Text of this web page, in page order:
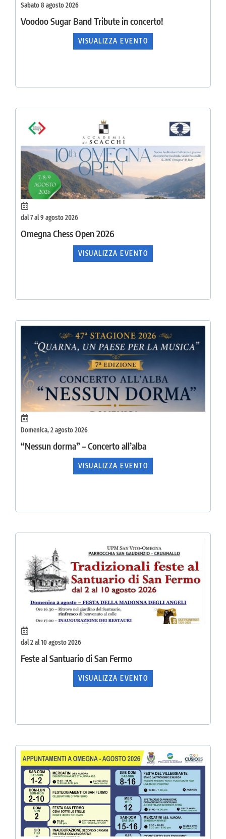
Sabato 8 agosto 2026
Voodoo Sugar Band Tribute in concerto!
VISUALIZZA EVENTO
dal 7 al 9 agosto 2026
Omegna Chess Open 2026
VISUALIZZA EVENTO
Domenica, 2 agosto 2026
“Nessun dorma” – Concerto all’alba
VISUALIZZA EVENTO
dal 2 al 10 agosto 2026
Feste al Santuario di San Fermo
VISUALIZZA EVENTO